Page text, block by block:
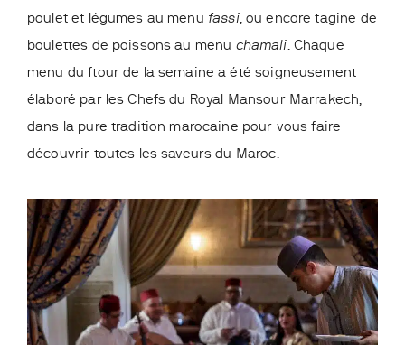
poulet et légumes au menu fassi, ou encore tagine de
boulettes de poissons au menu chamali. Chaque
menu du ftour de la semaine a été soigneusement
élaboré par les Chefs du Royal Mansour Marrakech,
dans la pure tradition marocaine pour vous faire
découvrir toutes les saveurs du Maroc.